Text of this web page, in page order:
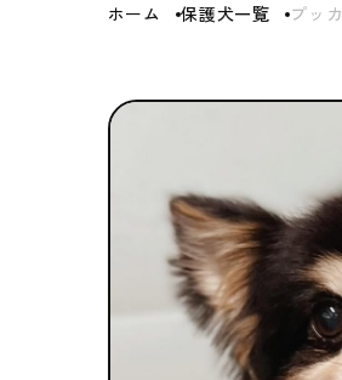
ホーム 保護犬一覧 プッカ